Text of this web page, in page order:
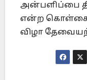
அன்பளிப்பை
என்ற
விழா